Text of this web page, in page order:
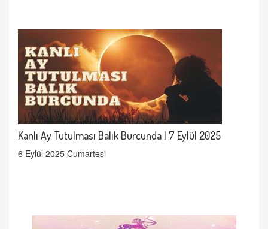
Kanlı Ay Tutulması Balık Burcunda | 7 Eylül 2025
6 Eylül 2025 Cumartesi